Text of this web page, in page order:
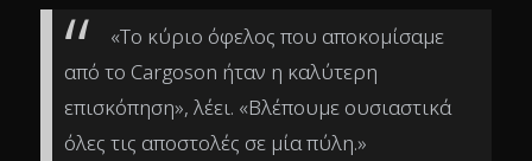
«Το κύριο όφελος που αποκομίσαμε
από το Cargoson ήταν η καλύτερη
επισκόπηση», λέει. «Βλέπουμε ουσιαστικά
όλες τις αποστολές σε μία πύλη.»